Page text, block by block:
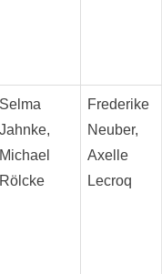
Selma
Jahnke,
Michael
Rölcke
Frederike
Neuber,
Axelle
Lecroq